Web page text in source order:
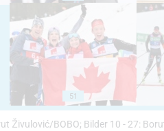
51
Živulović/BOBO; Bilder 10 - 27: